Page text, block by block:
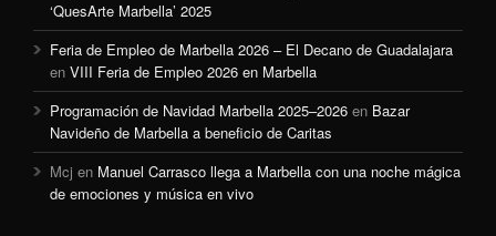
‘QuesArte Marbella’ 2025
Feria de Empleo de Marbella 2026 – El Decano de Guadalajara
en VIII Feria de Empleo 2026 en Marbella
Programación de Navidad Marbella 2025–2026 en Bazar
Navideño de Marbella a beneficio de Caritas
Mcj en Manuel Carrasco llega a Marbella con una noche mágica
de emociones y música en vivo